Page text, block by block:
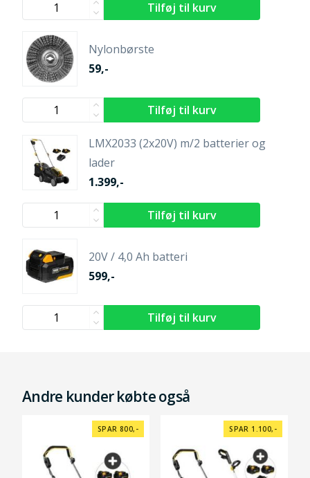
Nylonbørste
59,-
LMX2033 (2x20V) m/2 batterier og
lader
1.399,-
20V / 4,0 Ah batteri
599,-
Andre kunder købte også
SPAR 800,- SPAR 1.100,-